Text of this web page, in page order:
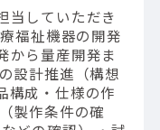
当していただき
福祉機器の開発
から量産開発ま
設計推進（構想
構成・仕様の作
製作条件の確